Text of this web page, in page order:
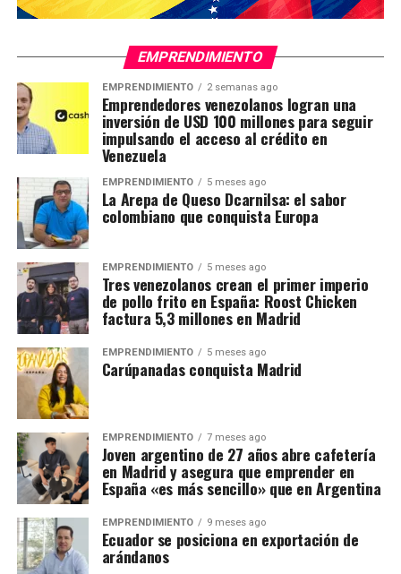
EMPRENDIMIENTO
EMPRENDIMIENTO 2 semanas ago
Emprendedores venezolanos logran una
inversión de USD 100 millones para seguir
impulsando el acceso al crédito en
Venezuela
EMPRENDIMIENTO 5 meses ago
La Arepa de Queso Dcarnilsa: el sabor
colombiano que conquista Europa
EMPRENDIMIENTO 5 meses ago
Tres venezolanos crean el primer imperio
de pollo frito en España: Roost Chicken
factura 5,3 millones en Madrid
EMPRENDIMIENTO 5 meses ago
Carúpanadas conquista Madrid
EMPRENDIMIENTO 7 meses ago
Joven argentino de 27 años abre cafetería
en Madrid y asegura que emprender en
España «es más sencillo» que en Argentina
EMPRENDIMIENTO 9 meses ago
Ecuador se posiciona en exportación de
arándanos